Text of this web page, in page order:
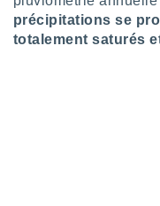
des
de très
précipitations se
totalement saturés